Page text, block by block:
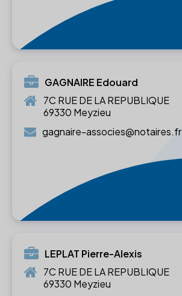
GAGNAIRE Edouard
7C RUE DE LA REPUBLIQUE
69330 Meyzieu
gagnaire-associes@notaires.fr
LEPLAT Pierre-Alexis
7C RUE DE LA REPUBLIQUE
69330 Meyzieu